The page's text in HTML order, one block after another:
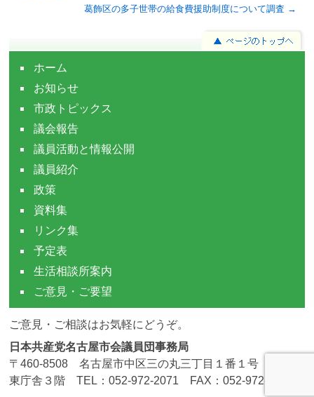
葛飾区の多子世帯の給食費援助制度について調査 →
ホーム
お知らせ
市政トピックス
議会報告
議員活動と情報公開
議員紹介
政策
資料集
リンク集
予定表
生活相談所案内
ご意見・ご要望
ご意見・ご相談はお気軽にどうぞ。
日本共産党名古屋市会議員団事務局
〒460-8508 名古屋市中区三の丸三丁目１番１号 市役所
東庁舎３階 TEL：052-972-2071 FAX：052-972-4190